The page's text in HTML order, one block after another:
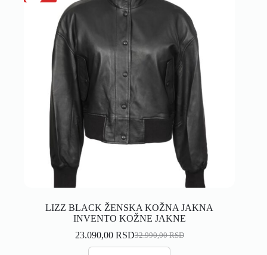
LIZZ BLACK ŽENSKA KOŽNA JAKNA
INVENTO KOŽNE JAKNE
32.990,00RSD
23.090,00 RSD